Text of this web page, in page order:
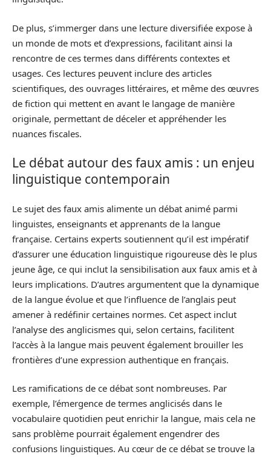
De plus, s’immerger dans une lecture diversifiée expose à
un monde de mots et d’expressions, facilitant ainsi la
rencontre de ces termes dans différents contextes et
usages. Ces lectures peuvent inclure des articles
scientifiques, des ouvrages littéraires, et même des œuvres
de fiction qui mettent en avant le langage de manière
originale, permettant de déceler et appréhender les
nuances fiscales.
Le débat autour des faux amis : un enjeu
linguistique contemporain
Le sujet des faux amis alimente un débat animé parmi
linguistes, enseignants et apprenants de la langue
française. Certains experts soutiennent qu’il est impératif
d’assurer une éducation linguistique rigoureuse dès le plus
jeune âge, ce qui inclut la sensibilisation aux faux amis et à
leurs implications. D’autres argumentent que la dynamique
de la langue évolue et que l’influence de l’anglais peut
amener à redéfinir certaines normes. Cet aspect inclut
l’analyse des anglicismes qui, selon certains, facilitent
l’accès à la langue mais peuvent également brouiller les
frontières d’une expression authentique en français.
Les ramifications de ce débat sont nombreuses. Par
exemple, l’émergence de termes anglicisés dans le
vocabulaire quotidien peut enrichir la langue, mais cela ne
sans problème pourrait également engendrer des
confusions linguistiques. Au cœur de ce débat se trouve la